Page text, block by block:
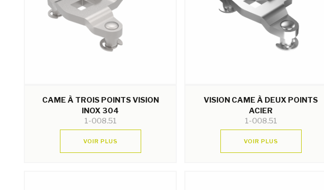
CAME À TROIS POINTS VISION
INOX 304
1-008.51
VOIR PLUS
VISION CAME À DEUX POINTS
ACIER
1-008.51
VOIR PLUS